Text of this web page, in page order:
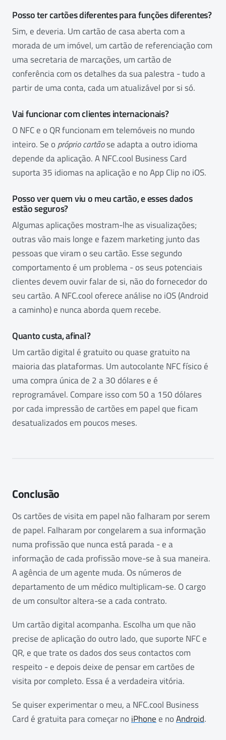
Posso ter cartões diferentes para funções diferentes?
Sim, e deveria. Um cartão de casa aberta com a
morada de um imóvel, um cartão de referenciação com
uma secretaria de marcações, um cartão de
conferência com os detalhes da sua palestra - tudo a
partir de uma conta, cada um atualizável por si só.
Vai funcionar com clientes internacionais?
O NFC e o QR funcionam em telemóveis no mundo
inteiro. Se opróprio cartãose adapta a outro idioma
depende da aplicação. A NFC.cool Business Card
suporta 35 idiomas na aplicação e no App Clip no iOS.
Posso ver quem viu o meu cartão, e esses dados
estão seguros?
Algumas aplicações mostram-lhe as visualizações;
outras vão mais longe e fazem marketing junto das
pessoas que viram o seu cartão. Esse segundo
comportamento é um problema - os seus potenciais
clientes devem ouvir falar de si, não do fornecedor do
seu cartão. A NFC.cool oferece análise no iOS (Android
a caminho) e nunca aborda quem recebe.
Quanto custa, afinal?
Um cartão digital é gratuito ou quase gratuito na
maioria das plataformas. Um autocolante NFC físico é
uma compra única de 2 a 30 dólares e é
reprogramável. Compare isso com 50 a 150 dólares
por cada impressão de cartões em papel que ficam
desatualizados em poucos meses.
Conclusão
Os cartões de visita em papel não falharam por serem
de papel. Falharam por congelarem a sua informação
numa profissão que nunca está parada - e a
informação de cada profissão move-se à sua maneira.
A agência de um agente muda. Os números de
departamento de um médico multiplicam-se. O cargo
de um consultor altera-se a cada contrato.
Um cartão digital acompanha. Escolha um que não
precise de aplicação do outro lado, que suporte NFC e
QR, e que trate os dados dos seus contactos com
respeito - e depois deixe de pensar em cartões de
visita por completo. Essa é a verdadeira vitória.
Se quiser experimentar o meu, a NFC.cool Business
Card é gratuita para começar no iPhonee noAndroid.